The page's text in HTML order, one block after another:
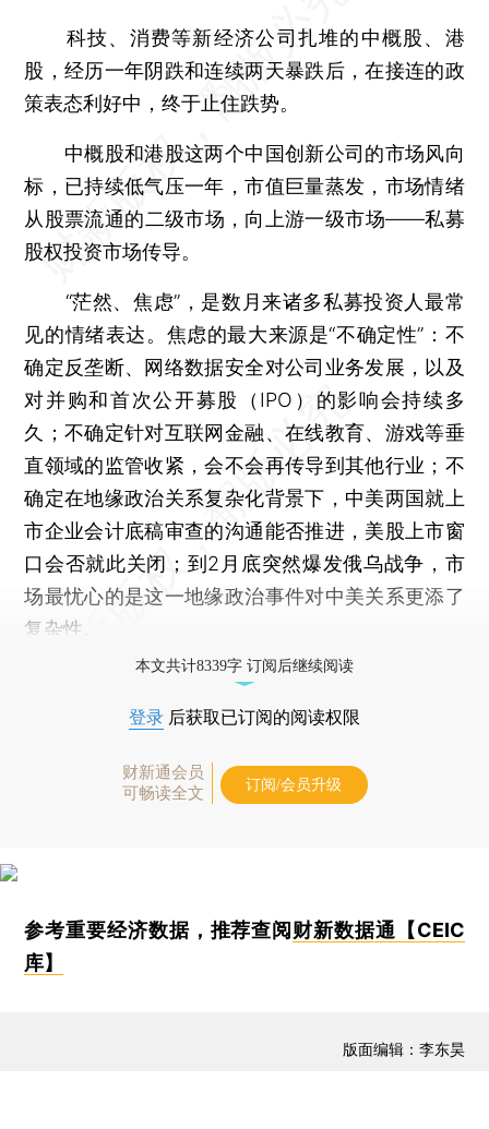
科技、消费等新经济公司扎堆的中概股、港
股，经历一年阴跌和连续两天暴跌后，在接连的政
策表态利好中，终于止住跌势。
中概股和港股这两个中国创新公司的市场风向
标，已持续低气压一年，市值巨量蒸发，市场情绪
从股票流通的二级市场，向上游一级市场——私募
股权投资市场传导。
“茫然、焦虑”，是数月来诸多私募投资人最常
见的情绪表达。焦虑的最大来源是“不确定性”：不
确定反垄断、网络数据安全对公司业务发展，以及
对并购和首次公开募股（IPO）的影响会持续多
久；不确定针对互联网金融、在线教育、游戏等垂
直领域的监管收紧，会不会再传导到其他行业；不
确定在地缘政治关系复杂化背景下，中美两国就上
市企业会计底稿审查的沟通能否推进，美股上市窗
口会否就此关闭；到2月底突然爆发俄乌战争，市
场最忧心的是这一地缘政治事件对中美关系更添了
复杂性。
本文共计8339字 订阅后继续阅读
登录 后获取已订阅的阅读权限
财新通会员
可畅读全文
订阅/会员升级
参考重要经济数据，推荐查阅财新数据通【CEIC
库】
版面编辑：李东昊